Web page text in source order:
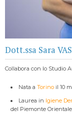
Dott.ssa Sara
Collabora con lo Studio
Nata aTorino il 10
Laurea in Igiene
del Piemonte Orientale